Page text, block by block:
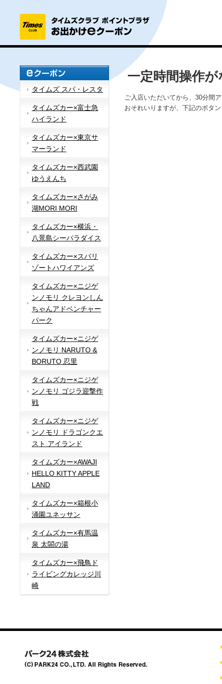
タイムズ スパ・レスタ
タイムズカー×富士急
ハイランド
タイムズカー×東京サ
マーランド
タイムズカー×西武園
ゆうえんち
タイムズカー×さがみ
湖MORI MORI
タイムズカー×横浜・
八景島シーパラダイス
タイムズカー×スパリ
ゾートハワイアンズ
タイムズカー×ニジゲ
ンノモリ クレヨンしん
ちゃんアドベンチャー
パーク
タイムズカー×ニジゲ
ンノモリ NARUTO &
BORUTO 忍里
タイムズカー×ニジゲ
ンノモリ ゴジラ迎撃作
戦
タイムズカー×ニジゲ
ンノモリ ドラゴンクエ
スト アイランド
タイムズカー×AWAJI
HELLO KITTY APPLE
LAND
タイムズカー×箱根小
涌園ユネッサン
タイムズカー×有馬温
泉 太閤の湯
タイムズカー×飛鳥ド
ライビングカレッジ川
崎
一定時間操作
ご入店いただいてから、30分間
おそれいりますが、下記のボタ